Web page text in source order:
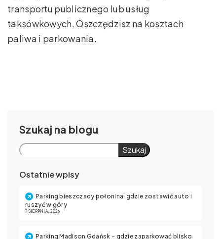
transportu publicznego lub usług
taksówkowych. Oszczędzisz na kosztach
paliwa i parkowania.
Szukaj
Szukaj
Ostatnie wpisy
Parking bieszczady połonina: gdzie zostawić auto i
ruszyć w góry
7 SIERPNIA, 2026
Parking Madison Gdańsk – gdzie zaparkować blisko